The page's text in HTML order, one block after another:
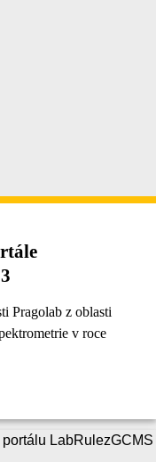
Pragolab z oblasti
v roce